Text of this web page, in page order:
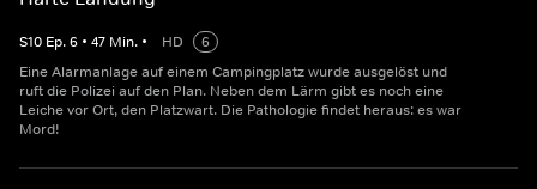
S10 Ep.6 • 47 Min. • HD
6
Eine Alarmanlage auf einem Campingplatz wurde ausgelöst und
ruft die Polizei auf den Plan. Neben dem Lärm gibt es noch eine
Leiche vor Ort, den Platzwart. Die Pathologie findet heraus: es war
Mord!